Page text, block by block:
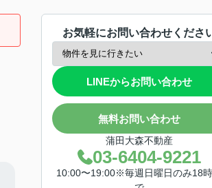
お気軽にお問い合わせくださ
LINEからお問い合わせ
無料お問い合わせ
蒲田大森不動産
03-6404-9221
10:00〜19:00※毎週日曜日のみ18